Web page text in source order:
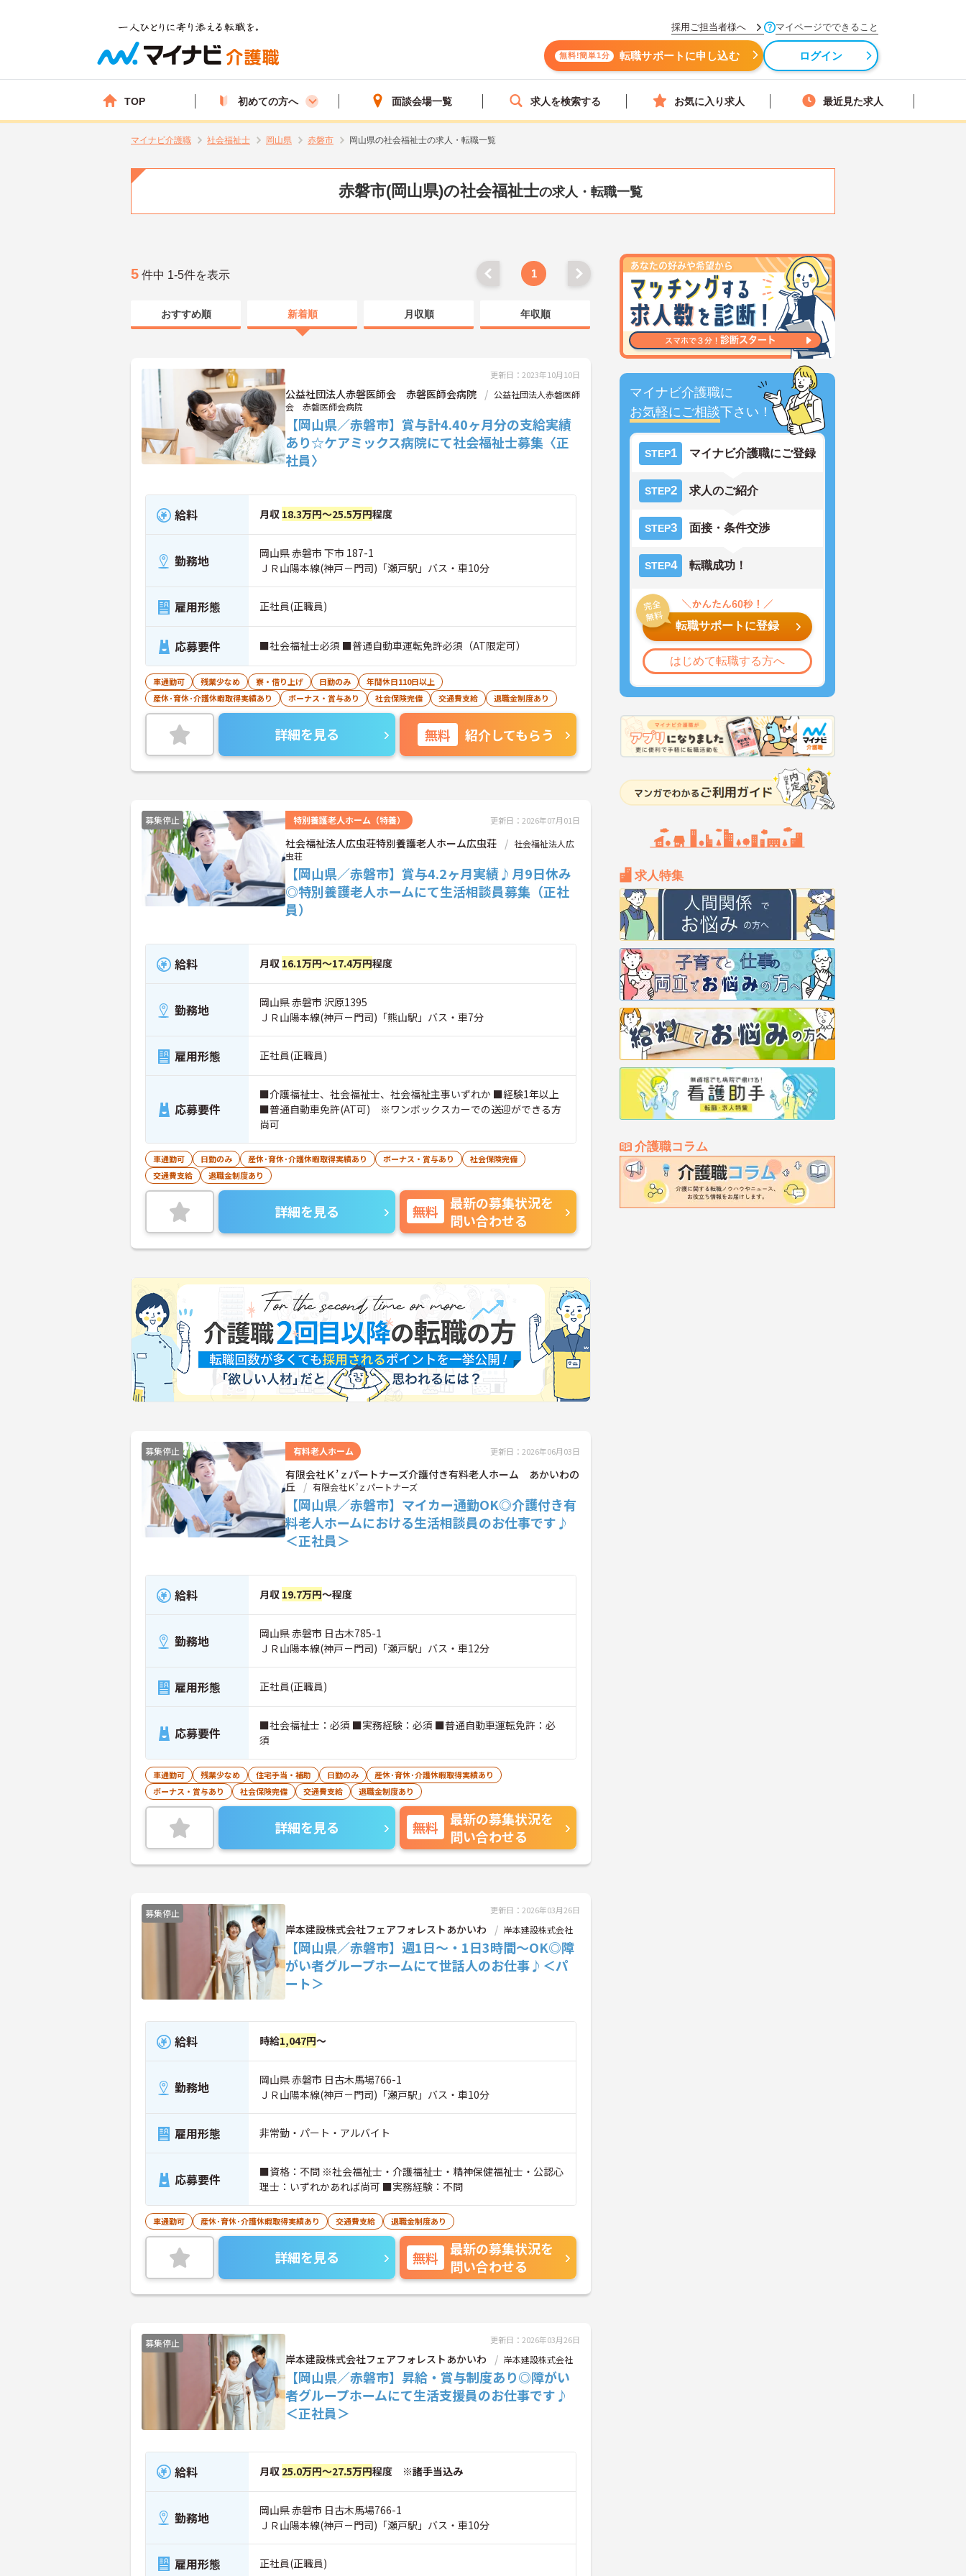
採用ご担当者様へ マイページでできること
無料!簡単1分 転職サポートに申し込む ログイン
TOP 初めての方へ 面談会場一覧 求人を検索する お気に入り求人 最近見た求人
マイナビ介護職 社会福祉士 岡山県 赤磐市 岡山県の社会福祉士の求人・転職一覧
赤磐市(岡山県)の社会福祉士の求人・転職一覧
マイナビ介護職に
お気軽にご相談下さい！
STEP1 マイナビ介護職にご登録
STEP2 求人のご紹介
STEP3 面接・条件交渉
STEP4 転職成功！
転職サポートに登録
はじめて転職する方へ
求人特集
介護職コラム
5 件中 1-5件を表示 1
おすすめ順 新着順 月収順 年収順
更新日：2023年10月10日
公益社団法人赤磐医師会 赤磐医師会病院
公益社団法人赤磐医師
会 赤磐医師会病院
【岡山県／赤磐市】賞与計4.40ヶ月分の支給実績
あり☆ケアミックス病院にて社会福祉士募集〈正
社員〉
給料 月収 18.3万円～25.5万円程度
勤務地
岡山県 赤磐市 下市 187-1
ＪＲ山陽本線(神戸－門司)「瀬戸駅」バス・車10分
雇用形態 正社員(正職員)
応募要件 ■社会福祉士必須 ■普通自動車運転免許必須（AT限定可）
車通勤可 残業少なめ 寮・借り上げ 日勤のみ
年間休日110日以上
産休･育休･介護休暇取得実績あり
ボーナス・賞与あり 社会保険完備 交通費支給 退職金制度あり
詳細を見る 無料 紹介してもらう
募集停止 特別養護老人ホーム（特養） 更新日：2026年07月01日
社会福祉法人広虫荘特別養護老人ホーム広虫荘
社会福祉法人広
虫荘
【岡山県／赤磐市】賞与4.2ヶ月実績♪月9日休み
◎特別養護老人ホームにて生活相談員募集（正社
員）
給料 月収 16.1万円～17.4万円程度
勤務地
岡山県 赤磐市 沢原1395
ＪＲ山陽本線(神戸－門司)「熊山駅」バス・車7分
雇用形態 正社員(正職員)
応募要件
■介護福祉士、社会福祉士、社会福祉主事いずれか ■経験1年以上
■普通自動車免許(AT可) ※ワンボックスカーでの送迎ができる方
尚可
車通勤可 日勤のみ 産休･育休･介護休暇取得実績あり ボーナス・賞与あり
社会保険完備
交通費支給
退職金制度あり
詳細を見る 無料
最新の募集状況を
問い合わせる
募集停止 有料老人ホーム 更新日：2026年06月03日
有限会社Ｋ’ｚパートナーズ介護付き有料老人ホーム あかいわの
丘
有限会社Ｋ’ｚパートナーズ
【岡山県／赤磐市】マイカー通勤OK◎介護付き有
料老人ホームにおける生活相談員のお仕事です♪
＜正社員＞
給料 月収 19.7万円～程度
勤務地
岡山県 赤磐市 日古木785-1
ＪＲ山陽本線(神戸－門司)「瀬戸駅」バス・車12分
雇用形態 正社員(正職員)
応募要件
■社会福祉士：必須 ■実務経験：必須 ■普通自動車運転免許：必
須
車通勤可 残業少なめ 住宅手当・補助 日勤のみ
産休･育休･介護休暇取得実績あり
ボーナス・賞与あり
社会保険完備 交通費支給 退職金制度あり
詳細を見る 無料
最新の募集状況を
問い合わせる
募集停止 更新日：2026年03月26日
岸本建設株式会社フェアフォレストあかいわ 岸本建設株式会社
【岡山県／赤磐市】週1日～・1日3時間～OK◎障
がい者グループホームにて世話人のお仕事♪＜パ
ート＞
給料 時給1,047円～
勤務地
岡山県 赤磐市 日古木馬場766-1
ＪＲ山陽本線(神戸－門司)「瀬戸駅」バス・車10分
雇用形態 非常勤・パート・アルバイト
応募要件
■資格：不問 ※社会福祉士・介護福祉士・精神保健福祉士・公認心
理士：いずれかあれば尚可 ■実務経験：不問
車通勤可 産休･育休･介護休暇取得実績あり 交通費支給 退職金制度あり
詳細を見る 無料
最新の募集状況を
問い合わせる
募集停止 更新日：2026年03月26日
岸本建設株式会社フェアフォレストあかいわ 岸本建設株式会社
【岡山県／赤磐市】昇給・賞与制度あり◎障がい
者グループホームにて生活支援員のお仕事です♪
＜正社員＞
給料 月収 25.0万円～27.5万円程度 ※諸手当込み
勤務地
岡山県 赤磐市 日古木馬場766-1
ＪＲ山陽本線(神戸－門司)「瀬戸駅」バス・車10分
雇用形態 正社員(正職員)